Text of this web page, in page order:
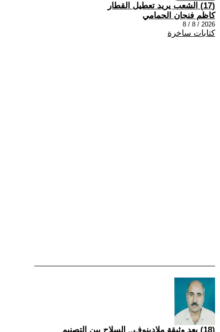
(17) الشعب يريد تعطيل القطار
كاظم فنجان الحمامي
2026 / 8 / 8
كتابات ساخرة
(18) بعد وثيقة ملادينوف.. السلاح بين التصنيم